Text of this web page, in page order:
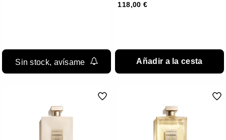
Sin stock, avísame
118,00 €
Añadir a la cesta